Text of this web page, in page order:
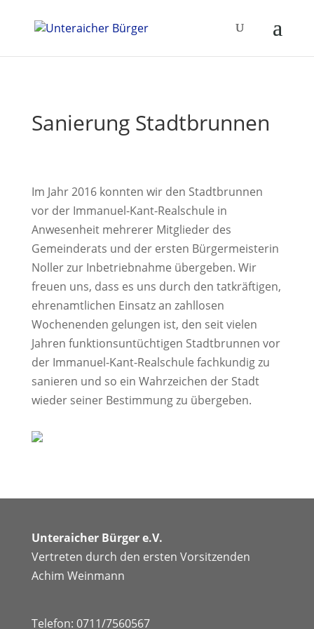
Sanierung Stadtbrunnen
Im Jahr 2016 konnten wir den Stadtbrunnen
vor der Immanuel-Kant-Realschule in
Anwesenheit mehrerer Mitglieder des
Gemeinderats und der ersten Bürgermeisterin
Noller zur Inbetriebnahme übergeben. Wir
freuen uns, dass es uns durch den tatkräftigen,
ehrenamtlichen Einsatz an zahllosen
Wochenenden gelungen ist, den seit vielen
Jahren funktionsuntüchtigen Stadtbrunnen vor
der Immanuel-Kant-Realschule fachkundig zu
sanieren und so ein Wahrzeichen der Stadt
wieder seiner Bestimmung zu übergeben.
Unteraicher Bürger e.V.
Vertreten durch den ersten Vorsitzenden
Achim Weinmann
Telefon: 0711/7560567